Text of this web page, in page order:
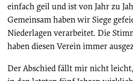
einfach geil und ist von Jahr zu
Gemeinsam haben wir Siege
Niederlagen verarbeitet. Die
haben diesen Verein immer
Der Abschied fällt mir nicht